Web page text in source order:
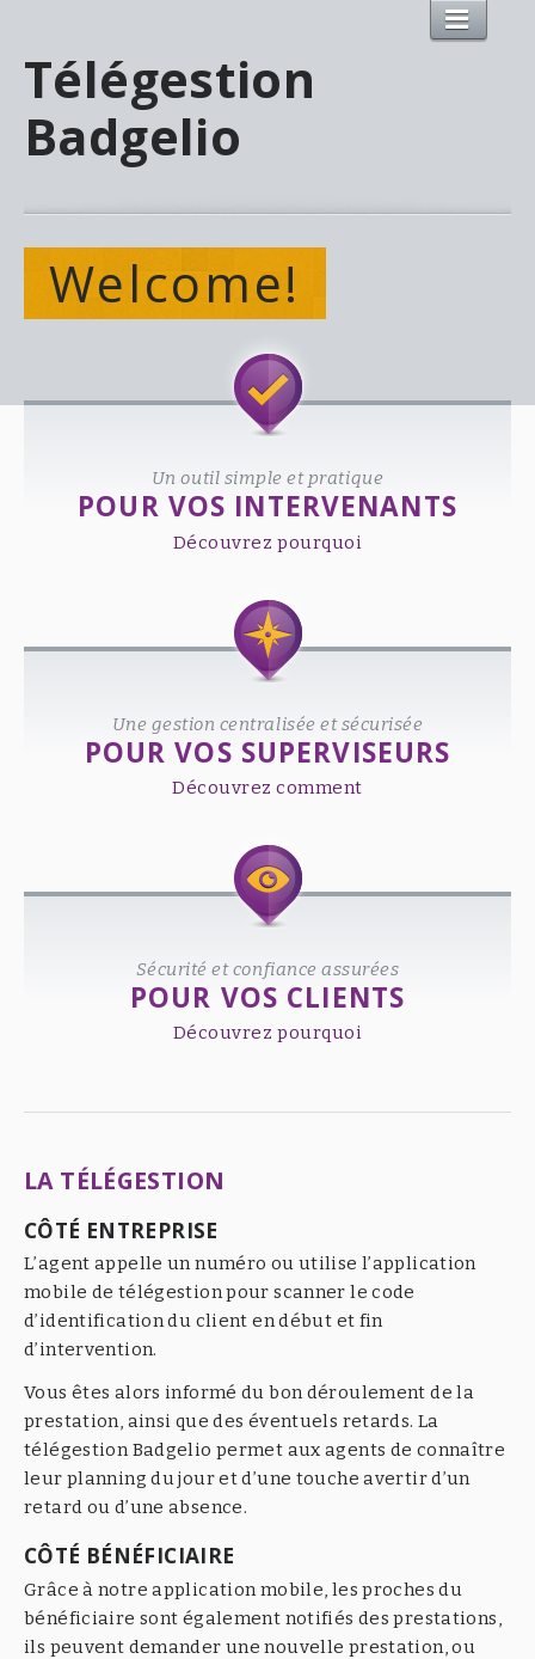
Télégestion
Badgelio
Welcome!
Un outil simple et pratique
POUR VOS INTERVENANTS
Découvrez pourquoi
Une gestion centralisée et sécurisée
POUR VOS SUPERVISEURS
Découvrez comment
Sécurité et confiance assurées
POUR VOS CLIENTS
Découvrez pourquoi
LA TÉLÉGESTION
CÔTÉ ENTREPRISE
L’agent appelle un numéro ou utilise l’application
mobile de télégestion pour scanner le code
d’identification du client en début et fin
d’intervention.
Vous êtes alors informé du bon déroulement de la
prestation, ainsi que des éventuels retards. La
télégestion Badgelio permet aux agents de connaître
leur planning du jour et d’une touche avertir d’un
retard ou d’une absence.
CÔTÉ BÉNÉFICIAIRE
Grâce à notre application mobile, les proches du
bénéficiaire sont également notifiés des prestations,
ils peuvent demander une nouvelle prestation, ou